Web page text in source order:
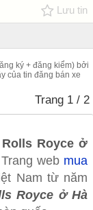
Lưu tin
ký + đăng kiểm) bởi
của tin đăng bán xe
Trang 1 / 2
Rolls Royce ở
web mua
Nam từ năm
Royce ở Hà